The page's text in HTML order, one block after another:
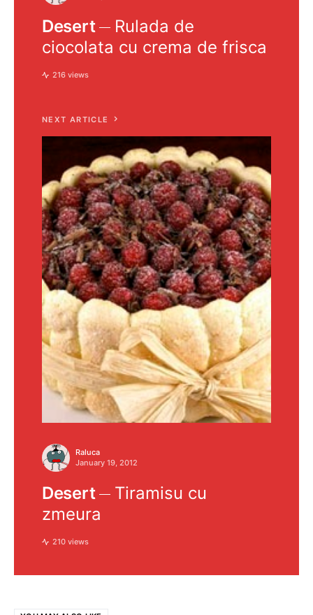
Desert
Rulada de
ciocolata cu crema de frisca
216 views
NEXT ARTICLE
Raluca
January 19, 2012
Desert
Tiramisu cu
zmeura
210 views